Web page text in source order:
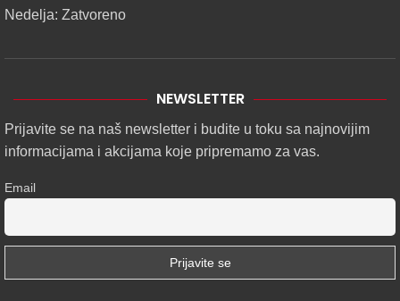
Nedelja: Zatvoreno
NEWSLETTER
Prijavite se na naš newsletter i budite u toku sa najnovijim
informacijama i akcijama koje pripremamo za vas.
Email